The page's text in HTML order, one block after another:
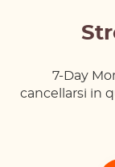
7-Day
cancellarsi in